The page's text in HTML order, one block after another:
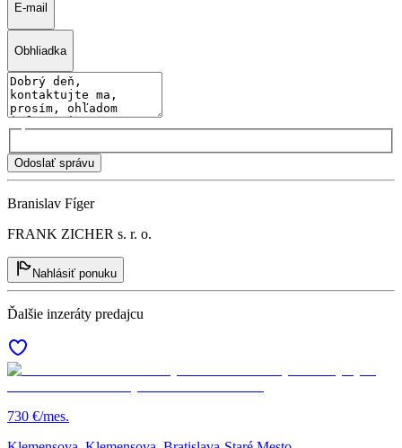
E-mail
Obhliadka
Odoslať správu
Branislav Fíger
FRANK ZICHER s. r. o.
Nahlásiť ponuku
Ďalšie inzeráty predajcu
730 €/mes.